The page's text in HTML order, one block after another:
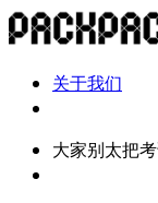
关于我们
大家别太把